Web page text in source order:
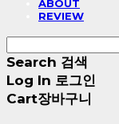
ABOUT
REVIEW
Search 검색
Log In 로그인
Cart장바구니